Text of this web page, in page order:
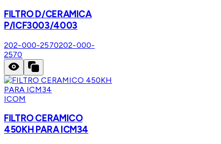
FILTRO D/CERAMICA
P/ICF3003/4003
202-000-2570202-000-
2570
ICOM
FILTRO CERAMICO
450KH PARA ICM34